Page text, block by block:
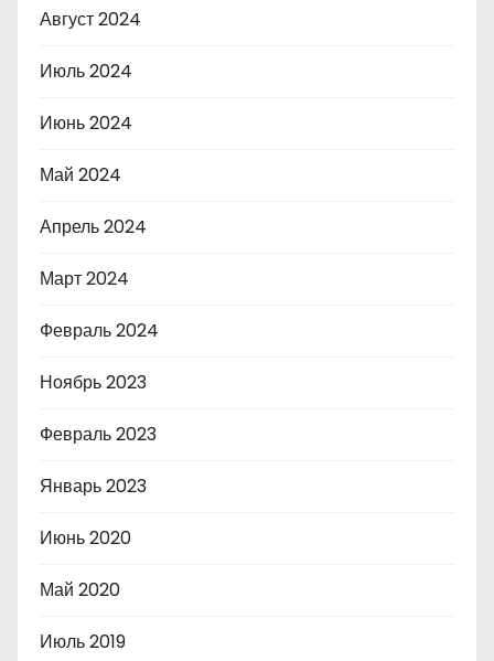
Август 2024
Июль 2024
Июнь 2024
Май 2024
Апрель 2024
Март 2024
Февраль 2024
Ноябрь 2023
Февраль 2023
Январь 2023
Июнь 2020
Май 2020
Июль 2019